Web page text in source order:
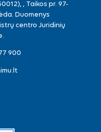
, Taikos pr. 97-
Duomenys
centro Juridinių
900